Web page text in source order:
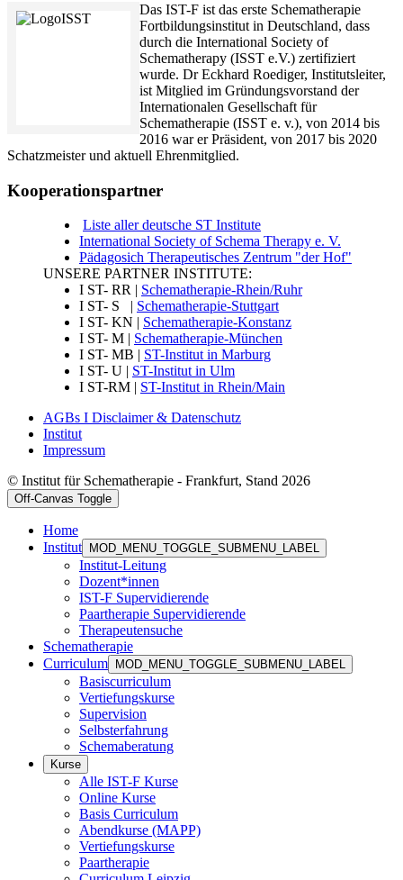
Das IST-F ist das erste Schematherapie
Fortbildungsinstitut in Deutschland, dass
durch die International Society of
Schematherapy (ISST e.V.) zertifiziert
wurde. Dr Eckhard Roediger, Institutsleiter,
ist Mitglied im Gründungsvorstand der
Internationalen Gesellschaft für
Schematherapie (ISST e. v.), von 2014 bis
2016 war er Präsident, von 2017 bis 2020
Schatzmeister und aktuell Ehrenmitglied.
Kooperationspartner
Liste aller deutsche ST Institute
International Society of Schema Therapy e. V.
Pädagosich Therapeutisches Zentrum "der Hof"
UNSERE PARTNER INSTITUTE:
I ST- RR | Schematherapie-Rhein/Ruhr
I ST- S | Schematherapie-Stuttgart
I ST- KN | Schematherapie-Konstanz
I ST- M | Schematherapie-München
I ST- MB | ST-Institut in Marburg
I ST- U | ST-Institut in Ulm
I ST-RM | ST-Institut in Rhein/Main
AGBs I Disclaimer & Datenschutz
Institut
Impressum
© Institut für Schematherapie - Frankfurt, Stand 2026
Off-Canvas Toggle
Home
Institut
MOD_MENU_TOGGLE_SUBMENU_LABEL
Institut-Leitung
Dozent*innen
IST-F Supervidierende
Paartherapie Supervidierende
Therapeutensuche
Schematherapie
Curriculum
MOD_MENU_TOGGLE_SUBMENU_LABEL
Basiscurriculum
Vertiefungskurse
Supervision
Selbsterfahrung
Schemaberatung
Kurse
Alle IST-F Kurse
Online Kurse
Basis Curriculum
Abendkurse (MAPP)
Vertiefungskurse
Paartherapie